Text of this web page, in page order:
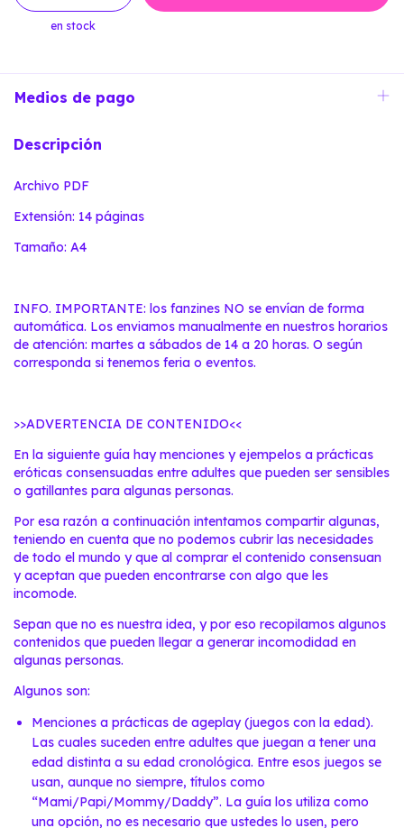
en stock
Medios de pago
Descripción
Archivo PDF
Extensión: 14 páginas
Tamaño: A4
INFO. IMPORTANTE: los fanzines NO se envían de forma
automática. Los enviamos manualmente en nuestros horarios
de atención: martes a sábados de 14 a 20 horas. O según
corresponda si tenemos feria o eventos.
>>ADVERTENCIA DE CONTENIDO<<
En la siguiente guía hay menciones y ejempelos a prácticas
eróticas consensuadas entre adultes que pueden ser sensibles
o gatillantes para algunas personas.
Por esa razón a continuación intentamos compartir algunas,
teniendo en cuenta que no podemos cubrir las necesidades
de todo el mundo y que al comprar el contenido consensuan
y aceptan que pueden encontrarse con algo que les
incomode.
Sepan que no es nuestra idea, y por eso recopilamos algunos
contenidos que pueden llegar a generar incomodidad en
algunas personas.
Algunos son:
Menciones a prácticas de ageplay (juegos con la edad).
Las cuales suceden entre adultes que juegan a tener una
edad distinta a su edad cronológica. Entre esos juegos se
usan, aunque no siempre, títulos como
“Mami/Papi/Mommy/Daddy”. La guía los utiliza como
una opción, no es necesario que ustedes lo usen, pero